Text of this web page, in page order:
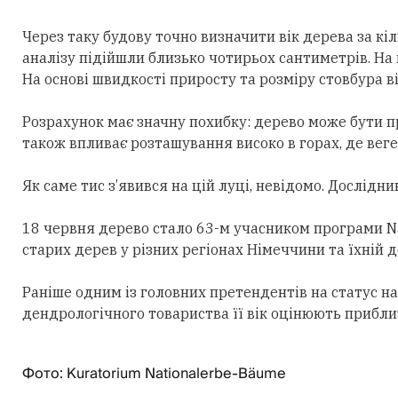
Через таку будову точно визначити вік дерева за
аналізу підійшли близько чотирьох сантиметрів.
На основі швидкості приросту та розміру стовбура
Розрахунок має значну похибку: дерево може бути
також впливає розташування високо в горах, де
Як саме тис з’явився на цій луці, невідомо.
18 червня дерево стало 63-м учасником програми
старих дерев у різних регіонах Німеччини та
Раніше одним із головних претендентів на статус
дендрологічного товариства її вік оцінюють
Фото: Kuratorium Nationalerbe-Bäume